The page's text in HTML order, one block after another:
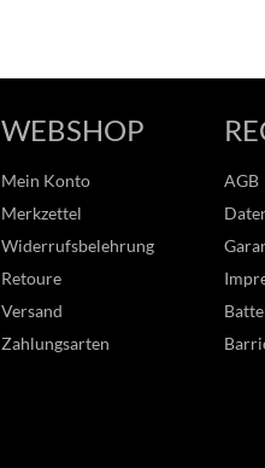
WEBSHOP
Mein Konto
Merkzettel
Widerrufsbelehrung
Retoure
Versand
Zahlungsarten
AGB